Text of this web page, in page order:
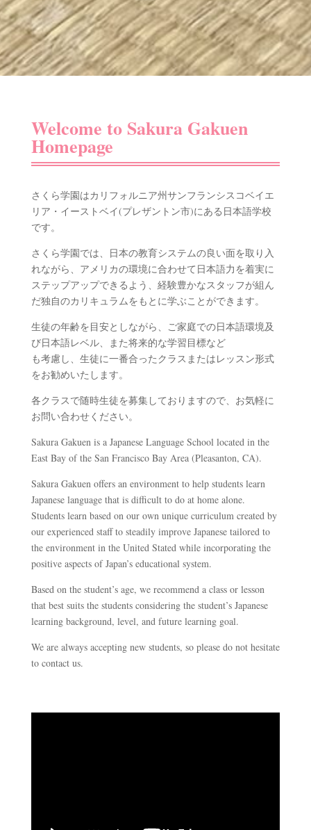
Welcome to Sakura Gakuen
Homepage
さくら学園はカリフォルニア州サンフランシスコベイエ
リア・イーストベイ(プレザントン市)にある日本語学校
です。
さくら学園では、日本の教育システムの良い面を取り入
れながら、アメリカの環境に合わせて日本語力を着実に
ステップアップできるよう、経験豊かなスタッフが組ん
だ独自のカリキュラムをもとに学ぶことができます。
生徒の年齢を目安としながら、ご家庭での日本語環境及
び日本語レベル、また将来的な学習目標など
も考慮し、生徒に一番合ったクラスまたはレッスン形式
をお勧めいたします。
各クラスで随時生徒を募集しておりますので、お気軽に
お問い合わせください。
Sakura Gakuen is a Japanese Language School located in the
East Bay of the San Francisco Bay Area (Pleasanton, CA).
Sakura Gakuen offers an environment to help students learn
Japanese language that is difficult to do at home alone.
Students learn based on our own unique curriculum created by
our experienced staff to steadily improve Japanese tailored to
the environment in the United Stated while incorporating the
positive aspects of Japan’s educational system.
Based on the student’s age, we recommend a class or lesson
that best suits the students considering the student’s Japanese
learning background, level, and future learning goal.
We are always accepting new students, so please do not hesitate
to contact us.